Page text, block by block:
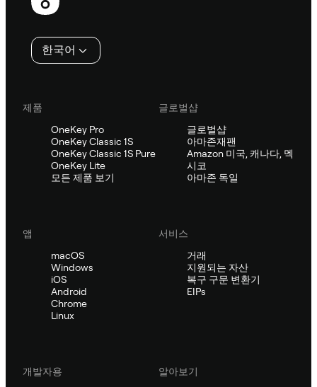
한국어
제품
OneKey Pro
OneKey Classic 1S
OneKey Classic 1S Pure
OneKey Lite
모든 제품 보기
글로벌샵
글로벌샵
아마존재팬
Amazon 미국, 캐나다, 멕
시코
아마존 독일
앱
macOS
Windows
iOS
Android
Chrome
Linux
서비스
거래
지원되는 자산
복구 구문 변환기
EIPs
개발자용
알아보기